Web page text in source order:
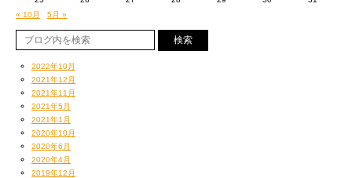
新技やDrummingの新しいパターンも混ぜて自分のスクラッチレベルをあげ
でも国内トップクラスのスクラッチャーたちにはまだまだ敵いません。
験でしたね。
ちなみに、今回のScratchで自分が使用した音源は「神道 / illr」
トラックメーカーバトル、BeatGrandprixのFinalistの作品です。
激しくパンチの効いたトラックでかつ神聖な雰囲気のあるものを探していた
んですが、この曲がイメージにぴったりでした。
illr君、まだ会ったことないけど使わせてくれてありがとう！
« 10月
5月 »
2022年10月
2021年12月
2021年11月
2021年5月
2021年1月
2020年10月
2020年6月
2020年4月
2019年12月